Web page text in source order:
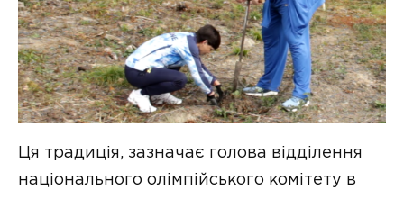
Ця традиція, зазначає голова відділення
національного олімпійського комітету в